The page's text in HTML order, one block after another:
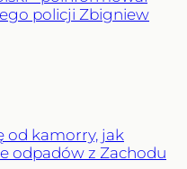
policji Zbigniew
od kamorry, jak
odpadów z Zachodu